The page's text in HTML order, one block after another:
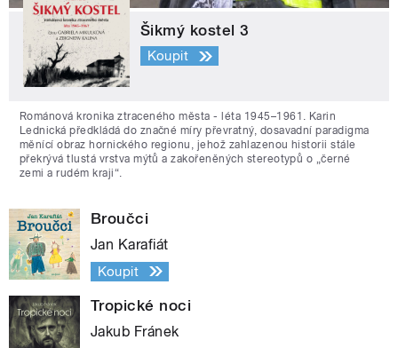
Šikmý kostel 3
Koupit
Románová kronika ztraceného města - léta 1945–1961. Karin
Lednická předkládá do značné míry převratný, dosavadní paradigma
měnící obraz hornického regionu, jehož zahlazenou historii stále
překrývá tlustá vrstva mýtů a zakořeněných stereotypů o „černé
zemi a rudém kraji“.
Broučci
Jan Karafiát
Koupit
Tropické noci
Jakub Fránek